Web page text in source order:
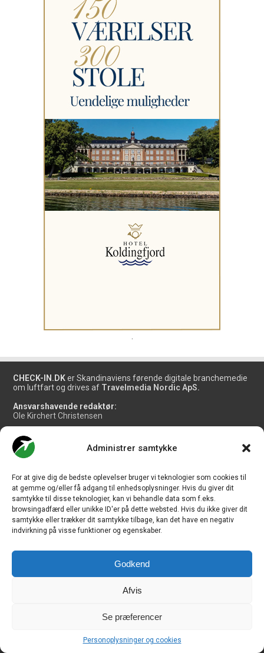
Administrer samtykke
For at give dig de bedste oplevelser bruger vi teknologier som cookies til
at gemme og/eller få adgang til enhedsoplysninger. Hvis du giver dit
samtykke til disse teknologier, kan vi behandle data som f.eks.
browsingadfærd eller unikke ID'er på dette websted. Hvis du ikke giver dit
samtykke eller trækker dit samtykke tilbage, kan det have en negativ
indvirkning på visse funktioner og egenskaber.
Godkend
Afvis
Se præferencer
Personoplysninger og cookies
CHECK-IN.DK er Skandinaviens førende digitale branchemedie
om luftfart og drives af Travelmedia Nordic ApS.
Ansvarshavende redaktør:
Ole Kirchert Christensen
Redaktionen:
Christian Granhøj Skouboe
Henrik Baumgarten
Mathias Majlund Laursen
Salg og jobannoncer:
salg@travelmedianordic.com
Vi tager ansvar for indholdet og er tilmeldt
Siden er udviklet afJHV Media Consult.
Travelmedia Nordic ApS | Majsmarken 1 | DK-9500 Hobro | Denmark |